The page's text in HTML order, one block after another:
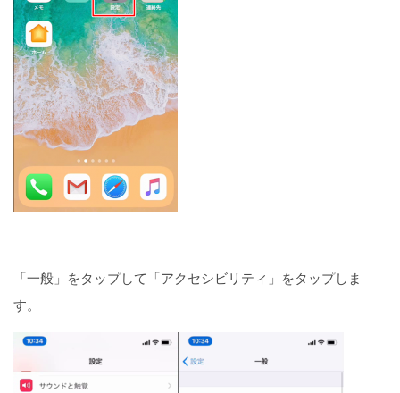
「一般」をタップして「アクセシビリティ」をタップしま
す。